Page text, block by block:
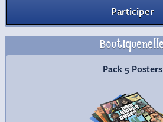
Participer
Boutiquenelle
Pack 5 Posters
Commander